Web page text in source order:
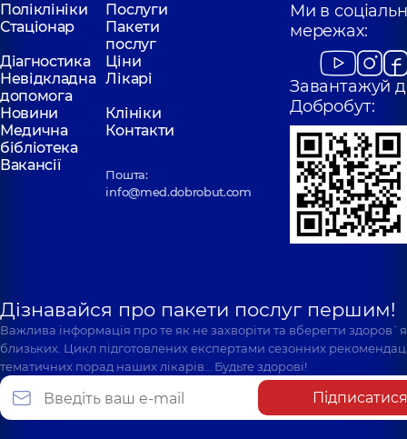
Поліклініки
Послуги
Стаціонар
Пакети
послуг
Діагностика
Ціни
Невідкладна
допомога
Лікарі
Новини
Клініки
Медична
бібліотека
Контакти
Вакансії
Пошта:
info@med.dobrobut.com
Ми в
мережах:
Завантажуй
Добробут:
Дізнавайся про пакети послуг першим!
Важлива інформація про те як не захворіти та вберегти
близьких. Цикл підготовлених експертами сезонних
тематичних порад наших лікарів… Будьте здорові!
Підписатися